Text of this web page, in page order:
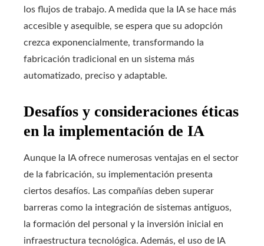
los flujos de trabajo. A medida que la IA se hace más
accesible y asequible, se espera que su adopción
crezca exponencialmente, transformando la
fabricación tradicional en un sistema más
automatizado, preciso y adaptable.
Desafíos y consideraciones éticas
en la implementación de IA
Aunque la IA ofrece numerosas ventajas en el sector
de la fabricación, su implementación presenta
ciertos desafíos. Las compañías deben superar
barreras como la integración de sistemas antiguos,
la formación del personal y la inversión inicial en
infraestructura tecnológica. Además, el uso de IA